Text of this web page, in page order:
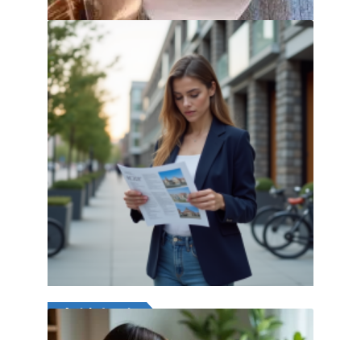
Prix au m2 d’un quartier : comment le
connaître précisément ?
28 juillet 2026
Article favori